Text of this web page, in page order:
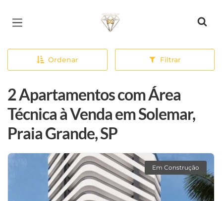
Página inicial
Ordenar Filtrar
2 Apartamentos com Área
Técnica à Venda em Solemar,
Praia Grande, SP
Em Construção